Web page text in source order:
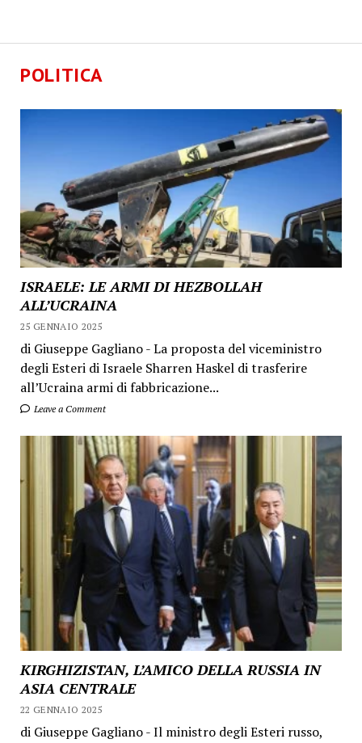
POLITICA
ISRAELE: LE ARMI DI HEZBOLLAH
ALL’UCRAINA
25 GENNAIO 2025
di Giuseppe Gagliano - La proposta del viceministro
degli Esteri di Israele Sharren Haskel di trasferire
all’Ucraina armi di fabbricazione...
Leave a Comment
KIRGHIZISTAN, L’AMICO DELLA RUSSIA IN
ASIA CENTRALE
22 GENNAIO 2025
di Giuseppe Gagliano - Il ministro degli Esteri russo,